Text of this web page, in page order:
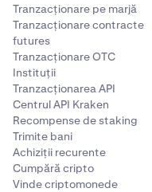
Tranzacționare pe marjă
Tranzacționare contracte
futures
Tranzacționare OTC
Instituții
Tranzacționarea API
Centrul API Kraken
Recompense de staking
Trimite bani
Achiziții recurente
Cumpără cripto
Vinde criptomonede